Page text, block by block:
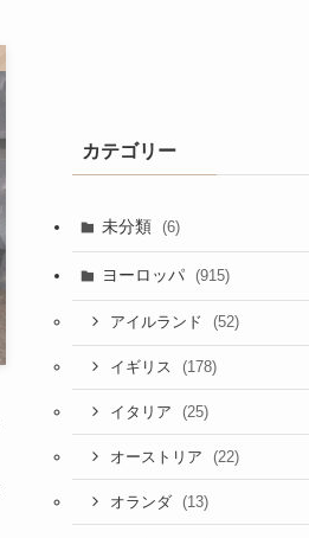
カテゴリー
未分類 (6)
ヨーロッパ (915)
アイルランド (52)
イギリス (178)
イタリア (25)
オーストリア (22)
オランダ (13)